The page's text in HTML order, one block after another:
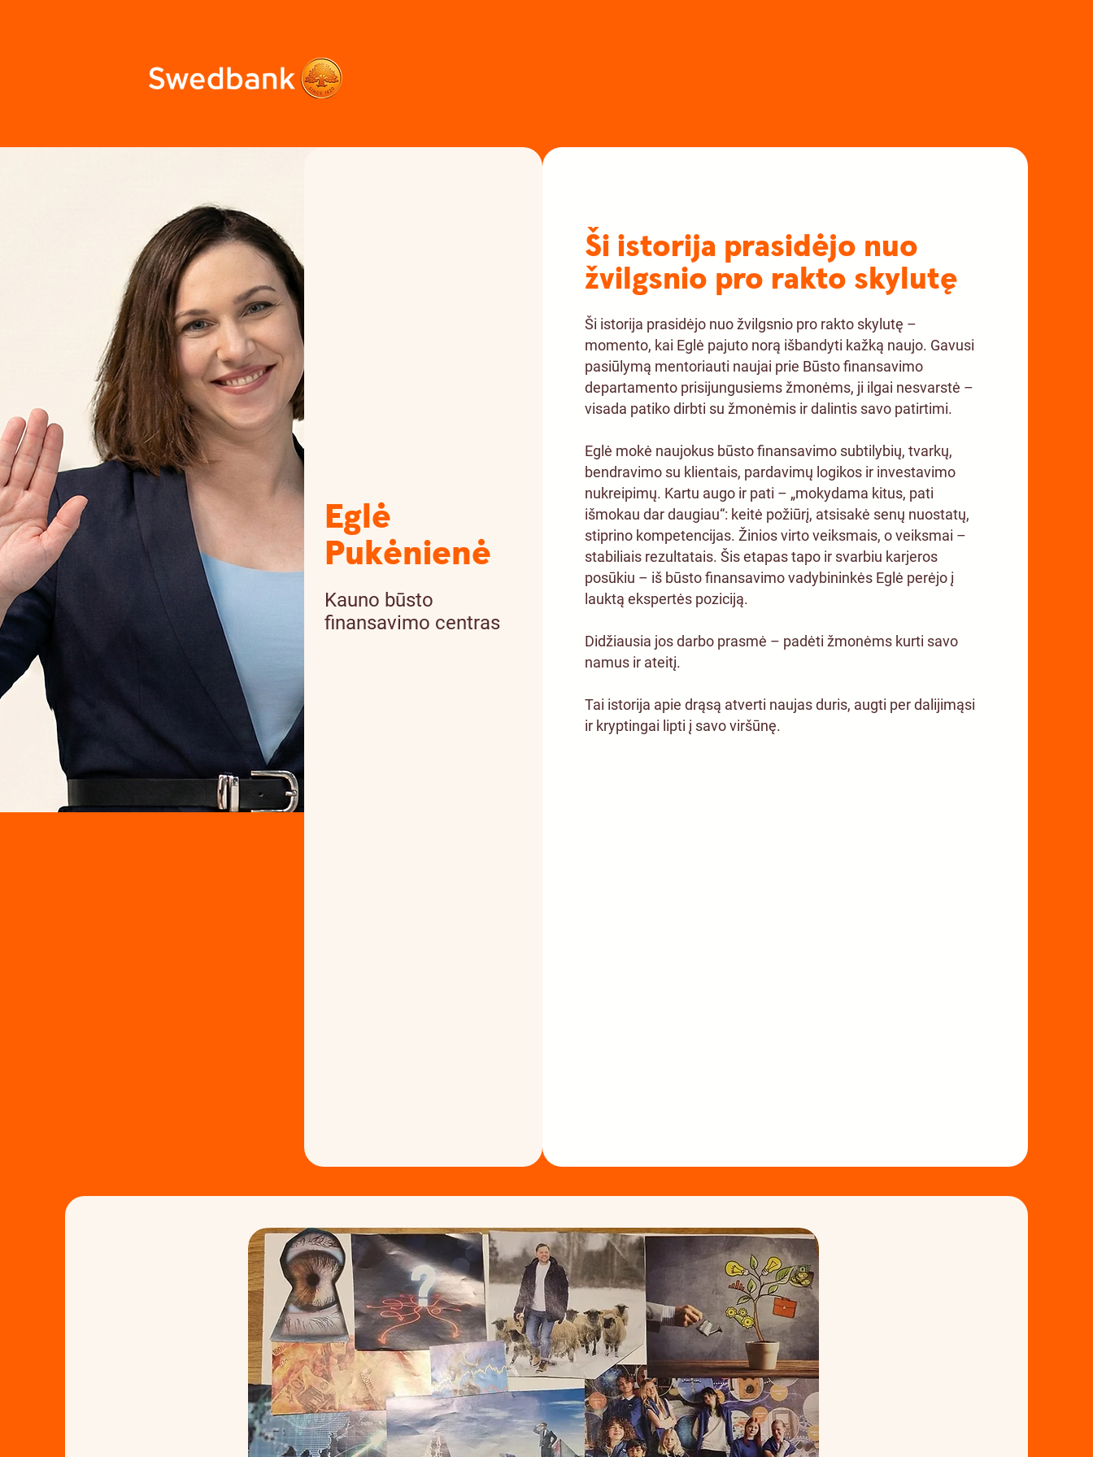
Eglė
Pukėnienė
Kauno būsto
finansavimo centras
Ši istorija prasidėjo nuo
žvilgsnio pro rakto skylutę
Ši istorija prasidėjo nuo žvilgsnio pro rakto skylutę –
momento, kai Eglė pajuto norą išbandyti kažką naujo. Gavusi
pasiūlymą mentoriauti naujai prie Būsto finansavimo
departamento prisijungusiems žmonėms, ji ilgai nesvarstė –
visada patiko dirbti su žmonėmis ir dalintis savo patirtimi.
Eglė mokė naujokus būsto finansavimo subtilybių, tvarkų,
bendravimo su klientais, pardavimų logikos ir investavimo
nukreipimų. Kartu augo ir pati – „mokydama kitus, pati
išmokau dar daugiau“: keitė požiūrį, atsisakė senų nuostatų,
stiprino kompetencijas. Žinios virto veiksmais, o veiksmai –
stabiliais rezultatais. Šis etapas tapo ir svarbiu karjeros
posūkiu – iš būsto finansavimo vadybininkės Eglė perėjo į
lauktą ekspertės poziciją.
Didžiausia jos darbo prasmė – padėti žmonėms kurti savo
namus ir ateitį.
Tai istorija apie drąsą atverti naujas duris, augti per dalijimąsi
ir kryptingai lipti į savo viršūnę.